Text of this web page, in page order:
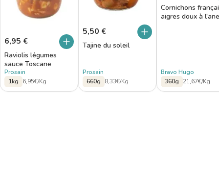
6,95 €
Raviolis légumes
sauce Toscane
Prosain
1kg
6,95€/Kg
5,50 €
Tajine du soleil
Prosain
660g
8,33€/Kg
Cornichons
aigres doux à
Bravo Hugo
360g
21,67€/Kg